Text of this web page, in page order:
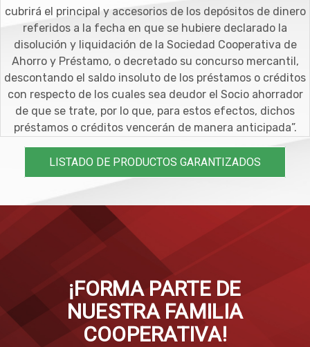
cubrirá el principal y accesorios de los depósitos de dinero
referidos a la fecha en que se hubiere declarado la
disolución y liquidación de la Sociedad Cooperativa de
Ahorro y Préstamo, o decretado su concurso mercantil,
descontando el saldo insoluto de los préstamos o créditos
con respecto de los cuales sea deudor el Socio ahorrador
de que se trate, por lo que, para estos efectos, dichos
préstamos o créditos vencerán de manera anticipada”.
LISTADO DE PRODUCTOS GARANTIZADOS
¡FORMA PARTE DE
NUESTRA FAMILIA
COOPERATIVA!